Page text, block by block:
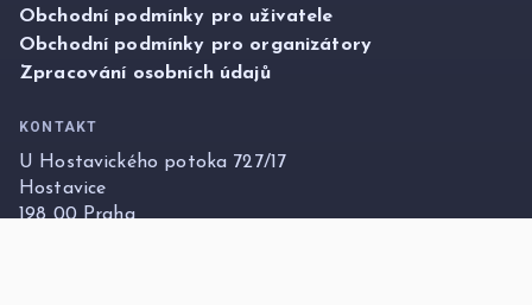
Obchodní podmínky pro uživatele
Obchodní podmínky pro organizátory
Zpracování osobních údajů
KONTAKT
U Hostavického potoka 727/17
Hostavice
198 00 Praha